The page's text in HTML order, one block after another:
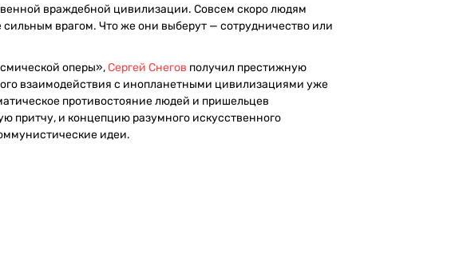
враждебной цивилизации. Совсем скоро людям
врагом. Что же они выберут — сотрудничество или
оперы»,Сергей Снегов получил престижную
взаимодействия с инопланетными цивилизациями уже
противостояние людей и пришельцев
притчу, и концепцию разумного искусственного
идеи.